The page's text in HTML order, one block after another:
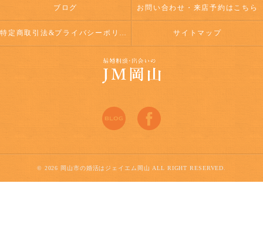
ブログ お問い合わせ・来店予約はこちら
特定商取引法&プライバシーポリシー サイトマップ
© 2026 岡山市の婚活はジェイエム岡山 ALL RIGHT RESERVED.